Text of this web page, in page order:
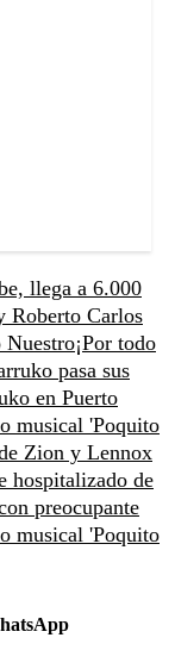
llega a 6.000
Roberto Carlos
Nuestro¡Por todo
pasa sus
en Puerto
musical 'Poquito
Zion y Lennox
hospitalizado de
preocupante
musical 'Poquito